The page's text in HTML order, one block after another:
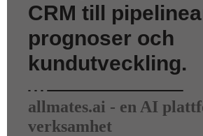
CRM till
prognoser och
kundutveckling.
allmates.ai - en AI
verksamhet